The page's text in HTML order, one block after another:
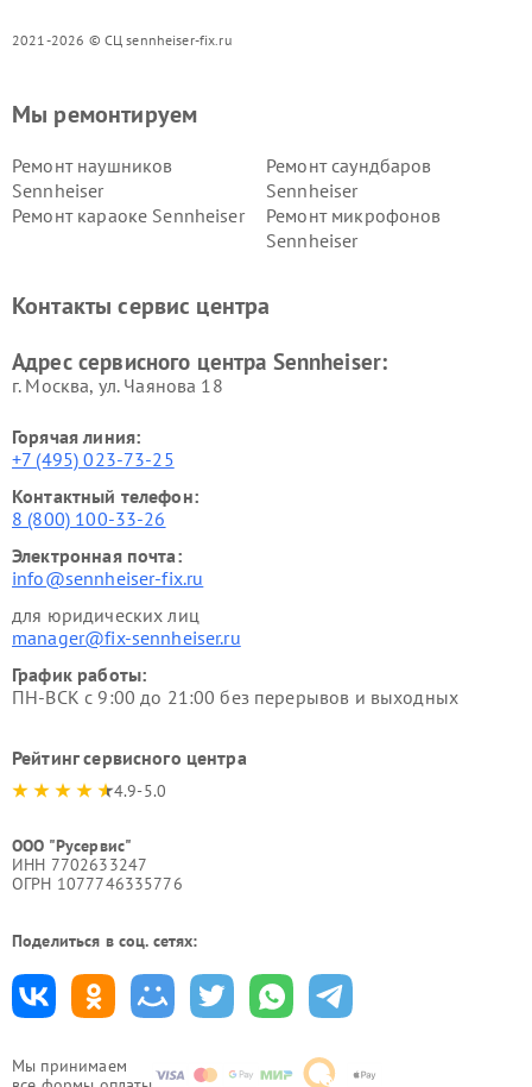
2021-2026 © СЦ sennheiser-fix.ru
Мы принимаем
Мы ремонтируем
Ремонт наушников
Sennheiser
Ремонт саундбаров
Sennheiser
Ремонт караоке Sennheiser
Ремонт микрофонов
Sennheiser
Контакты сервис центра
Адрес сервисного центра Sennheiser:
г. Москва, ул. Чаянова 18
Горячая линия:
+7 (495) 023-73-25
Контактный телефон:
8 (800) 100-33-26
Электронная почта:
info@sennheiser-fix.ru
для юридических лиц
manager@fix-sennheiser.ru
График работы:
ПН-ВСК с 9:00 до 21:00 без перерывов и выходных
Рейтинг сервисного центра
4.9-5.0
ООО "Русервис"
ИНН 7702633247
ОГРН 1077746335776
Поделиться в соц. сетях: